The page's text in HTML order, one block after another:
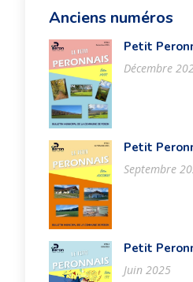
Anciens numéros
Petit
Décembre
Petit
Septembre
Petit
Juin 2025